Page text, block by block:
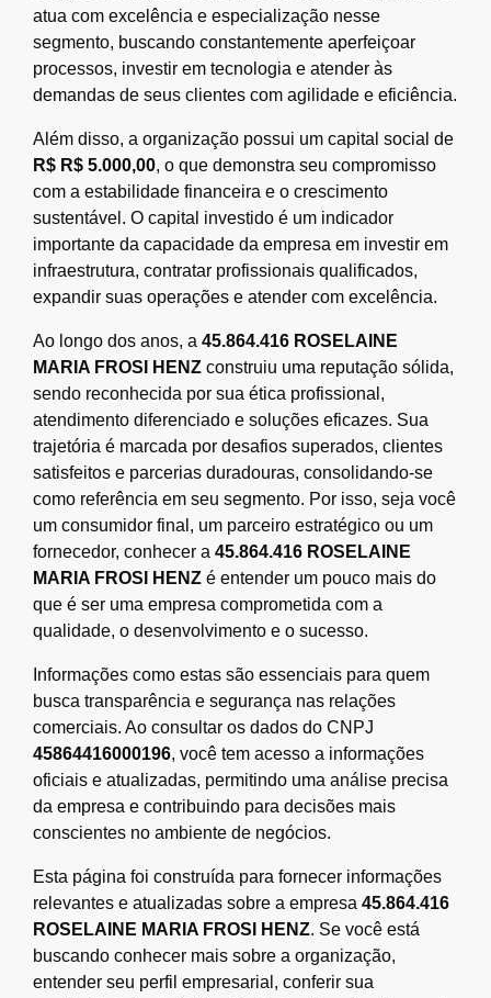
atua com excelência e especialização nesse
segmento, buscando constantemente aperfeiçoar
processos, investir em tecnologia e atender às
demandas de seus clientes com agilidade e eficiência.
Além disso, a organização possui um capital social de
R$ R$ 5.000,00, o que demonstra seu compromisso
com a estabilidade financeira e o crescimento
sustentável. O capital investido é um indicador
importante da capacidade da empresa em investir em
infraestrutura, contratar profissionais qualificados,
expandir suas operações e atender com excelência.
Ao longo dos anos, a 45.864.416 ROSELAINE
MARIA FROSI HENZ construiu uma reputação sólida,
sendo reconhecida por sua ética profissional,
atendimento diferenciado e soluções eficazes. Sua
trajetória é marcada por desafios superados, clientes
satisfeitos e parcerias duradouras, consolidando-se
como referência em seu segmento. Por isso, seja você
um consumidor final, um parceiro estratégico ou um
fornecedor, conhecer a 45.864.416 ROSELAINE
MARIA FROSI HENZ é entender um pouco mais do
que é ser uma empresa comprometida com a
qualidade, o desenvolvimento e o sucesso.
Informações como estas são essenciais para quem
busca transparência e segurança nas relações
comerciais. Ao consultar os dados do CNPJ
45864416000196, você tem acesso a informações
oficiais e atualizadas, permitindo uma análise precisa
da empresa e contribuindo para decisões mais
conscientes no ambiente de negócios.
Esta página foi construída para fornecer informações
relevantes e atualizadas sobre a empresa 45.864.416
ROSELAINE MARIA FROSI HENZ. Se você está
buscando conhecer mais sobre a organização,
entender seu perfil empresarial, conferir sua